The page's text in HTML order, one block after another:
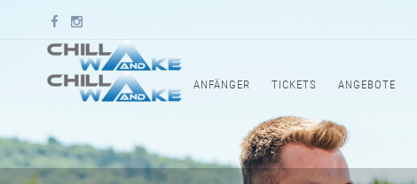
ANFÄNGER TICKETS ANGEBOTE